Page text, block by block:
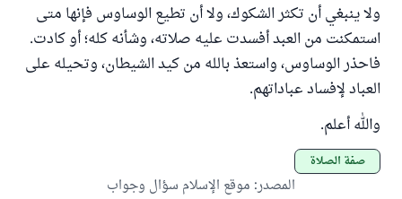
ولا ينبغي أن تكثر الشكوك، ولا أن تطيع الوساوس فإنها متى
استمكنت من العبد أفسدت عليه صلاته، وشأنه كله؛ أو كادت.
فاحذر الوساوس، واستعذ بالله من كيد الشيطان، وتحيله على
العباد لإفساد عباداتهم.
والله أعلم.
صفة الصلاة
المصدر: موقع الإسلام سؤال وجواب